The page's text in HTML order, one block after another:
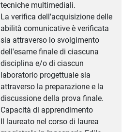
tecniche multimediali.
La verifica dell'acquisizione delle
abilità comunicative è verificata
sia attraverso lo svolgimento
dell'esame finale di ciascuna
disciplina e/o di ciascun
laboratorio progettuale sia
attraverso la preparazione e la
discussione della prova finale.
Capacità di apprendimento
Il laureato nel corso di laurea